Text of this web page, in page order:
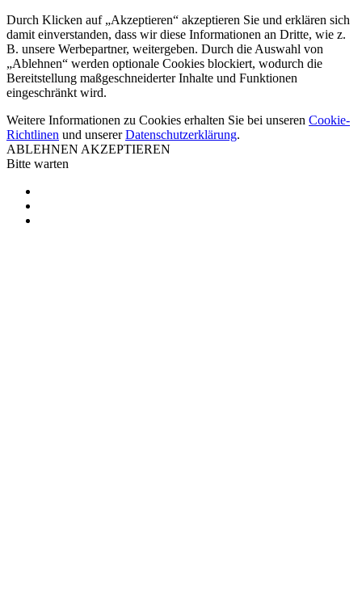
Durch Klicken auf „Akzeptieren“ akzeptieren Sie und erklären sich
damit einverstanden, dass wir diese Informationen an Dritte, wie z.
B. unsere Werbepartner, weitergeben. Durch die Auswahl von
„Ablehnen“ werden optionale Cookies blockiert, wodurch die
Bereitstellung maßgeschneiderter Inhalte und Funktionen
eingeschränkt wird.
Weitere Informationen zu Cookies erhalten Sie bei unseren Cookie-
Richtlinen und unsererDatenschutzerklärung.
ABLEHNEN AKZEPTIEREN
Bitte warten